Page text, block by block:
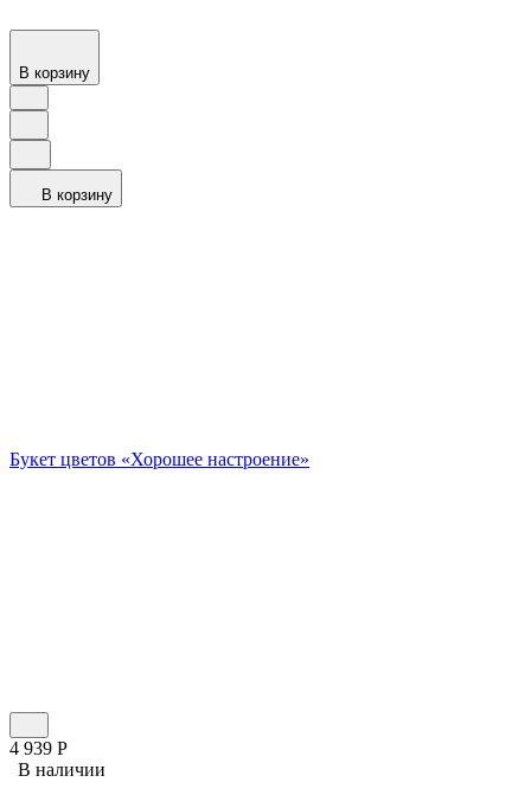
В корзину
В корзину
Букет цветов «Хорошее настроение»
4 939 Р
В наличии